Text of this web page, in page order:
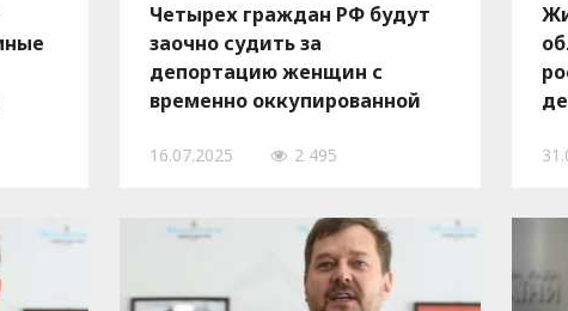
Четырех граждан РФ будут
заочно судить за
депортацию женщин с
временно оккупированной
16.07.2025 2 495